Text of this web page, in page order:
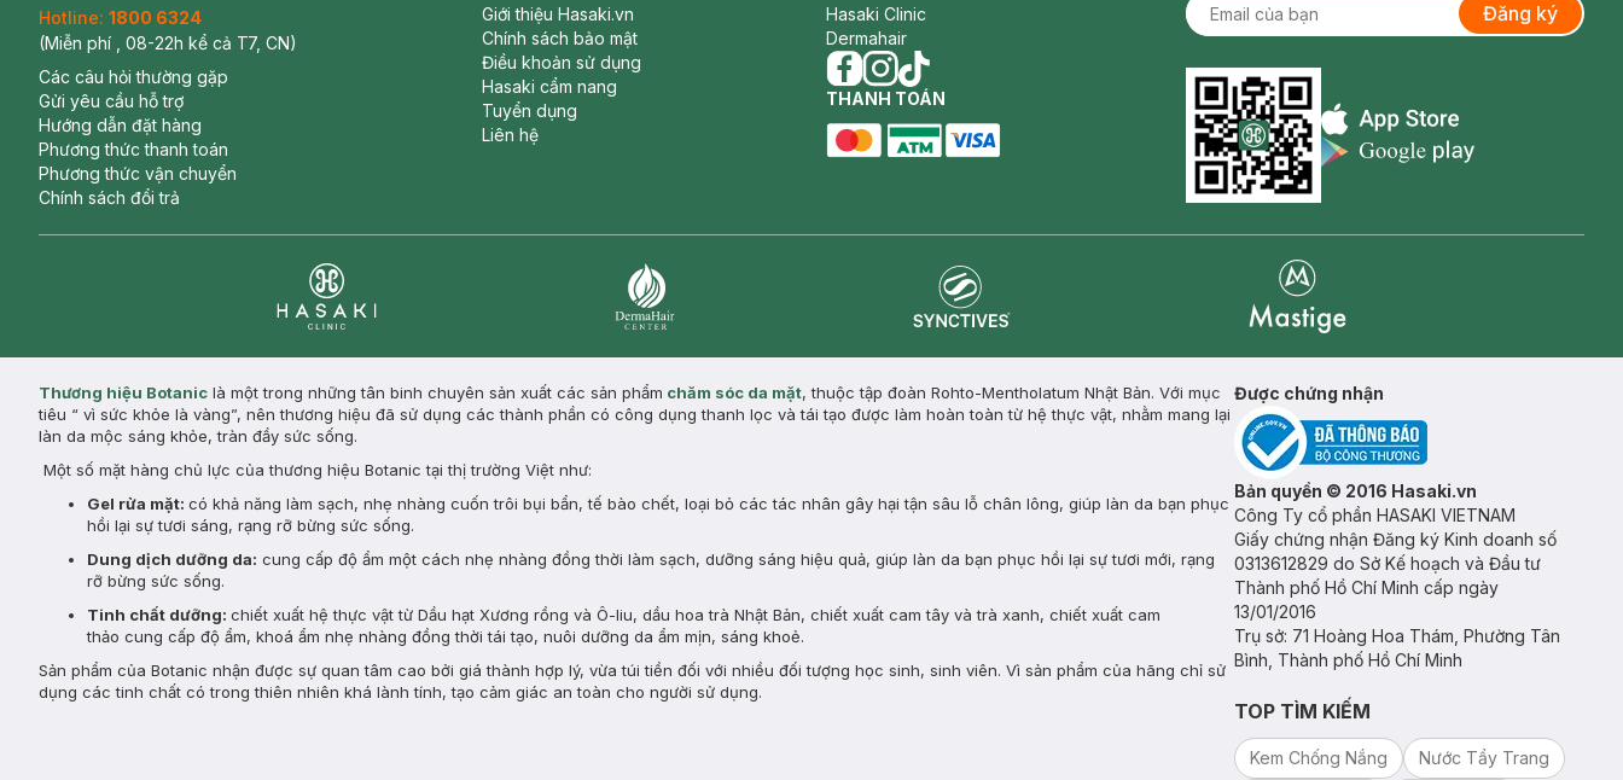
Hotline: 1800 6324
(Miễn phí , 08-22h kể cả T7, CN)
Các câu hỏi thường gặp
Gửi yêu cầu hỗ trợ
Hướng dẫn đặt hàng
Phương thức thanh toán
Phương thức vận chuyển
Chính sách đổi trả
Giới thiệu Hasaki.vn
Chính sách bảo mật
Điều khoản sử dụng
Hasaki cẩm nang
Tuyển dụng
Liên hệ
Hasaki Clinic
Dermahair
facebook
instagram
tiktok
THANH TOÁN
Đăng ký
Appstore icon
Thương hiệu Botanic là một trong những tân binh chuyên sản xuất các sản phẩm chăm sóc da mặt, thuộc tập đoàn Rohto-Mentholatum Nhật Bản. Với mục
tiêu “ vì sức khỏe là vàng”, nên thương hiệu đã sử dụng các thành phần có công dụng thanh lọc và tái tạo được làm hoàn toàn từ hệ thực vật, nhằm mang lại
làn da mộc sáng khỏe, tràn đầy sức sống.
Một số mặt hàng chủ lực của thương hiệu Botanic tại thị trường Việt như:
Gel rửa mặt: có khả năng làm sạch, nhẹ nhàng cuốn trôi bụi bẩn, tế bào chết, loại bỏ các tác nhân gây hại tận sâu lỗ chân lông, giúp làn da bạn phục
hồi lại sự tươi sáng, rạng rỡ bừng sức sống.
Dung dịch dưỡng da: cung cấp độ ẩm một cách nhẹ nhàng đồng thời làm sạch, dưỡng sáng hiệu quả, giúp làn da bạn phục hồi lại sự tươi mới, rạng
rỡ bừng sức sống.
Tinh chất dưỡng: chiết xuất hệ thực vật từ Dầu hạt Xương rồng và Ô-liu, dầu hoa trà Nhật Bản, chiết xuất cam tây và trà xanh, chiết xuất cam
thảo cung cấp độ ẩm, khoá ẩm nhẹ nhàng đồng thời tái tạo, nuôi dưỡng da ẩm mịn, sáng khoẻ.
Sản phẩm của Botanic nhận được sự quan tâm cao bởi giá thành hợp lý, vừa túi tiền đối với nhiều đối tượng học sinh, sinh viên. Vì sản phẩm của hãng chỉ sử
dụng các tinh chất có trong thiên nhiên khá lành tính, tạo cảm giác an toàn cho người sử dụng.
Được chứng nhận
Bản quyền © 2016 Hasaki.vn
Công Ty cổ phần HASAKI VIETNAM
Giấy chứng nhận Đăng ký Kinh doanh số
0313612829 do Sở Kế hoạch và Đầu tư
Thành phố Hồ Chí Minh cấp ngày
13/01/2016
Trụ sở: 71 Hoàng Hoa Thám, Phường Tân
Bình, Thành phố Hồ Chí Minh
TOP TÌM KIẾM
Kem Chống Nắng
Nước Tẩy Trang